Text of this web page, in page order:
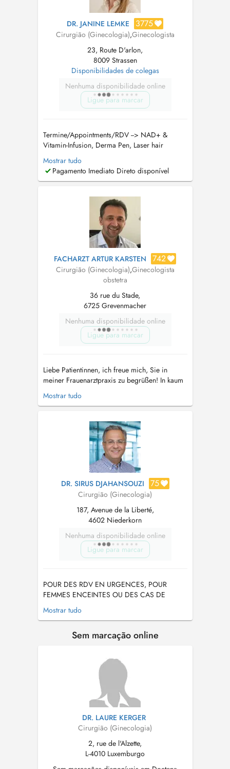
DR. JANINE LEMKE 3775
Cirurgião (Ginecologia),Ginecologista
23, Route D'arlon,
8009 Strassen
Disponibilidades de colegas
Nenhuma disponibilidade online
Ligue para marcar
Termine/Appointments/RDV --> NAD+ &
Vitamin-Infusion, Derma Pen, Laser hair
removal and cosmetic medecin on --> Doctena
NAD+ CENTER Dr. Janine Lemke Ihre
erfahrene Frauenärztin für einfühlsame
Janine Lemke ist Ihre vertrauensvolle
Ansprechpartnerin ...
Mostrar tudo
Pagamento Imediato Direto disponível
FACHARZT ARTUR KARSTEN 742
Cirurgião (Ginecologia),Ginecologista
obstetra
36 rue du Stade,
6725 Grevenmacher
Nenhuma disponibilidade online
Ligue para marcar
Liebe Patientinnen, ich freue mich, Sie in
meiner Frauenarztpraxis zu begrüßen! In kaum
einem anderen Bereich der Medizin sind das
vertrauensvolle Verhältnis und die Kenntnis Ihrer
persönlichen Wünsche und individuellen
Bedürfnisse so entscheidend ...
Mostrar tudo
DR. SIRUS DJAHANSOUZI 75
Cirurgião (Ginecologia)
187, Avenue de la Liberté,
4602 Niederkorn
Nenhuma disponibilidade online
Ligue para marcar
POUR DES RDV EN URGENCES, POUR
FEMMES ENCEINTES OU DES CAS DE
CANCER, VEUILLEZ DIRECTEMENT APPELER
LE CABINET POUR UN RDV PLUS PROCHE!!
en gynécologie et obstétrique et diplômé en
veuillez vous présenter dir...
Mostrar tudo
Sem marcação online
DR. LAURE KERGER
Cirurgião (Ginecologia)
2, rue de l'Alzette,
L-4010 Luxemburgo